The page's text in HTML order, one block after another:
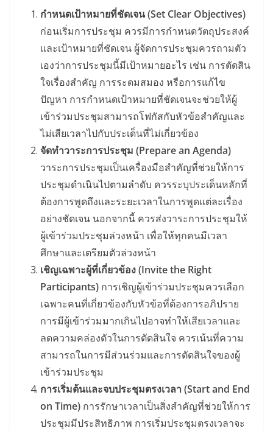
กำหนดเป้าหมายที่ชัดเจน (Set Clear Objectives)
ก่อนเริ่มการประชุม ควรมีการกำหนดวัตถุประสงค์
และเป้าหมายที่ชัดเจน ผู้จัดการประชุมควรถามตัว
เองว่าการประชุมนี้มีเป้าหมายอะไร เช่น การตัดสิน
ใจเรื่องสำคัญ การระดมสมอง หรือการแก้ไข
ปัญหา การกำหนดเป้าหมายที่ชัดเจนจะช่วยให้ผู้
เข้าร่วมประชุมสามารถโฟกัสกับหัวข้อสำคัญและ
ไม่เสียเวลาไปกับประเด็นที่ไม่เกี่ยวข้อง
จัดทำวาระการประชุม (Prepare an Agenda)
วาระการประชุมเป็นเครื่องมือสำคัญที่ช่วยให้การ
ประชุมดำเนินไปตามลำดับ ควรระบุประเด็นหลักที่
ต้องการพูดถึงและระยะเวลาในการพูดแต่ละเรื่อง
อย่างชัดเจน นอกจากนี้ ควรส่งวาระการประชุมให้
ผู้เข้าร่วมประชุมล่วงหน้า เพื่อให้ทุกคนมีเวลา
ศึกษาและเตรียมตัวล่วงหน้า
เชิญเฉพาะผู้ที่เกี่ยวข้อง (Invite the Right
Participants) การเชิญผู้เข้าร่วมประชุมควรเลือก
เฉพาะคนที่เกี่ยวข้องกับหัวข้อที่ต้องการอภิปราย
การมีผู้เข้าร่วมมากเกินไปอาจทำให้เสียเวลาและ
ลดความคล่องตัวในการตัดสินใจ ควรเน้นที่ความ
สามารถในการมีส่วนร่วมและการตัดสินใจของผู้
เข้าร่วมประชุม
การเริ่มต้นและจบประชุมตรงเวลา (Start and End
on Time) การรักษาเวลาเป็นสิ่งสำคัญที่ช่วยให้การ
ประชุมมีประสิทธิภาพ การเริ่มประชุมตรงเวลาจะ